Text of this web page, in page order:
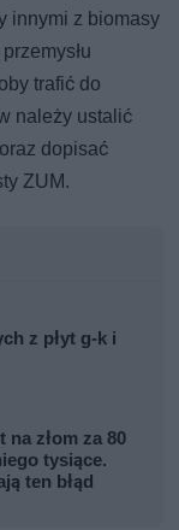
innymi z biomasy
trafić do
należy ustalić
dopisać
ZUM.
z płyt g-k i
złom za 80
tysiące.
ten błąd